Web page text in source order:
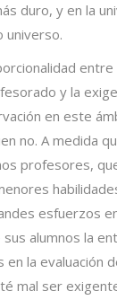
duro, y en la
universo.
y la
en este
no. A medida
profesores,
esfuerzos
alumnos la
en la evaluación
mal ser